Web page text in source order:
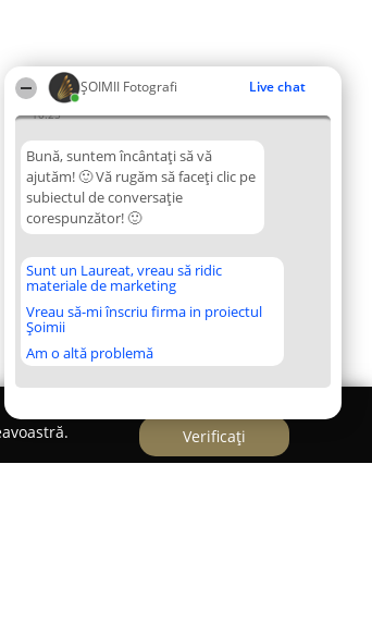
ȘOIMII Fotografi Live chat
10:25
Bună, suntem încântați să vă
ajutăm! 🙂 Vă rugăm să faceți clic pe
subiectul de conversație
corespunzător! 🙂
Sunt un Laureat, vreau să ridic
materiale de marketing
Vreau să-mi înscriu firma in proiectul
Șoimii
Am o altă problemă
Verificați